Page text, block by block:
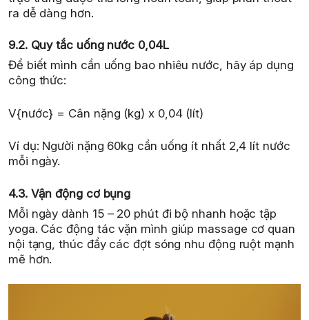
ra dễ dàng hơn.
9.2. Quy tắc uống nước 0,04L
Để biết mình cần uống bao nhiêu nước, hãy áp dụng
công thức:
V{nước} = Cân nặng (kg) x 0,04 (lít)
Ví dụ: Người nặng 60kg cần uống ít nhất 2,4 lít nước
mỗi ngày.
4.3. Vận động cơ bụng
Mỗi ngày dành 15 – 20 phút đi bộ nhanh hoặc tập
yoga. Các động tác vặn mình giúp massage cơ quan
nội tạng, thúc đẩy các đợt sóng nhu động ruột mạnh
mẽ hơn.